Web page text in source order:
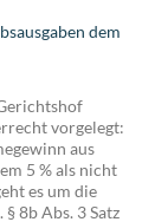
dem
vorgelegt:
aus
5 % als nicht
es um die
8b Abs. 3 Satz